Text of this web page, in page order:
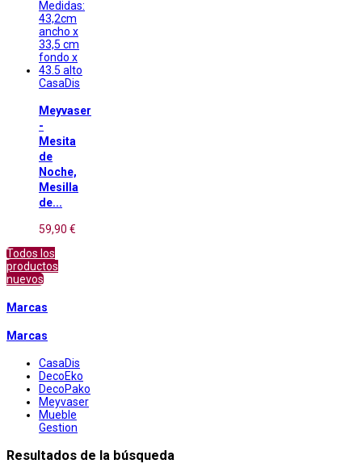
CasaDis
Meyvaser
-
Mesita
de
Noche,
Mesilla
de...
59,90 €
Todos los
productos
nuevos
Marcas
Marcas
CasaDis
DecoEko
DecoPako
Meyvaser
Mueble
Gestion
Resultados de la búsqueda